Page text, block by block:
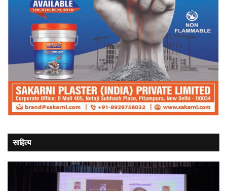
साहित्य